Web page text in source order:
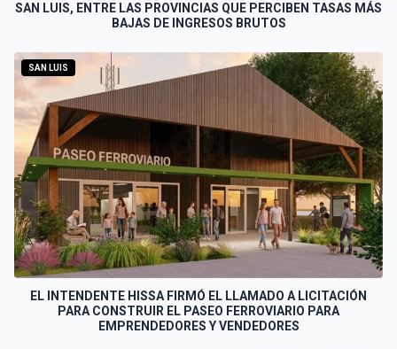
SAN LUIS, ENTRE LAS PROVINCIAS QUE PERCIBEN TASAS MÁS
BAJAS DE INGRESOS BRUTOS
SAN LUIS
EL INTENDENTE HISSA FIRMÓ EL LLAMADO A LICITACIÓN
PARA CONSTRUIR EL PASEO FERROVIARIO PARA
EMPRENDEDORES Y VENDEDORES